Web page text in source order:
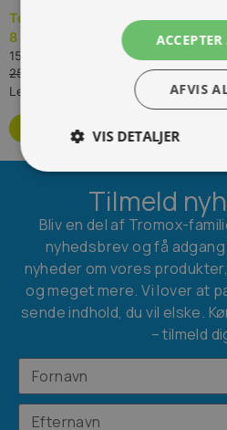
Torrot Kids Trial Two, Elektrisk
8 til 12 år
TOTT-T1222-E
15.000,00 kr.
Inkl. moms.
25.000,00 kr.
Vejl. inkl. moms.
Levering 3-4 uger
Bestil som restordre
Tilmeld
Bliv en del af Tromox-
nyhedsbrev og få
nyheder om vores
og meget mere. Vi lover at
sende indhold, du vil elske.
– tilmeld
AFVIS
VIS DETALJER